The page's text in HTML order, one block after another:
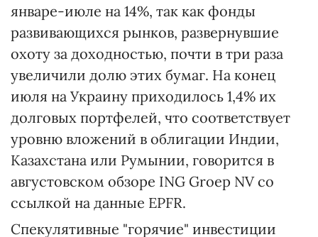
январе-июле на 14%, так как фонды
развивающихся рынков, развернувшие
охоту за доходностью, почти в три раза
увеличили долю этих бумаг. На конец
июля на Украину приходилось 1,4% их
долговых портфелей, что соответствует
уровню вложений в облигации Индии,
Казахстана или Румынии, говорится в
августовском обзоре ING Groep NV со
ссылкой на данные EPFR.
Спекулятивные "горячие" инвестиции